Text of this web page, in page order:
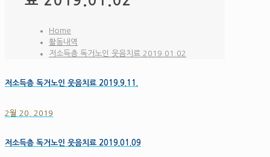
Home
활동내역
저소득층 독거노인 웃음치료 2019.01.02
저소득층 독거노인 웃음치료 2019.9.11.
2월 20, 2019
저소득층 독거노인 웃음치료 2019.01.09